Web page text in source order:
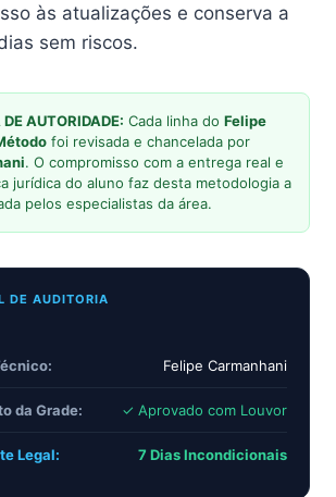
às atualizações e conserva a
sem riscos.
AUTORIDADE: Cada linha do Felipe
foi revisada e chancelada por
. O compromisso com a entrega real e
jurídica do aluno faz desta metodologia a
pelos especialistas da área.
DE AUDITORIA
Felipe Carmanhani
da Grade: ✓ Aprovado com Louvor
Legal: 7 Dias Incondicionais